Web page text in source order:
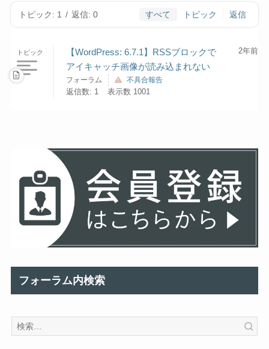
トピック: 1 / 返信: 0 すべて トピック 返信
トピック
【WordPress: 6.7.1】RSSブロックで
アイキャッチ画像が読み込まれない
2年前
フォーラム 不具合報告
返信数: 1 表示数 1001
フォーラム内検索